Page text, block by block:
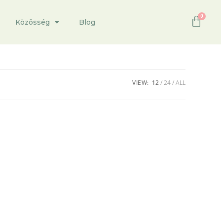
Közösség Blog
VIEW: 12 24 ALL